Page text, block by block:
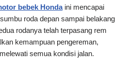
bebek Hondaini mencapai
roda depan sampai belakang
rodanya telah terpasang rem
kemampuan pengereman,
semua kondisi jalan.